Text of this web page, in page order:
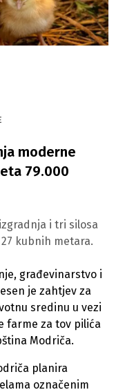
moderne
79.000
i tri silosa
kubnih metara.
građevinarstvo i
je zahtjev za
sredinu u vezi
farme za tov pilića
Modriča.
planira
označenim